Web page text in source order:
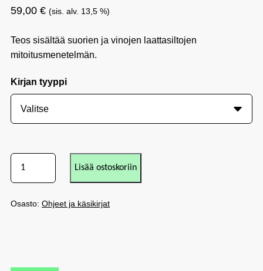
59,00 € (sis. alv. 13,5 %)
Teos sisältää suorien ja vinojen laattasiltojen
mitoitusmenetelmän.
Kirjan tyyppi
Lisää ostoskoriin
Osasto: Ohjeet ja käsikirjat